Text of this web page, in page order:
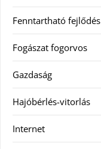
Fenntartható fejlődés
Fogászat fogorvos
Gazdaság
Hajóbérlés-vitorlás
Internet